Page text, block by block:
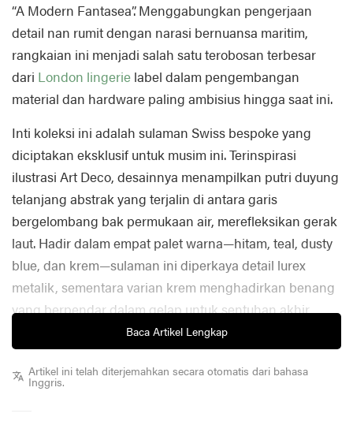
“A Modern Fantasea”. Menggabungkan pengerjaan
detail nan rumit dengan narasi bernuansa maritim,
rangkaian ini menjadi salah satu terobosan terbesar
dari London lingerie label dalam pengembangan
material dan hardware paling ambisius hingga saat ini.
Inti koleksi ini adalah sulaman Swiss bespoke yang
diciptakan eksklusif untuk musim ini. Terinspirasi
ilustrasi Art Deco, desainnya menampilkan putri duyung
telanjang abstrak yang terjalin di antara garis
bergelombang bak permukaan air, merefleksikan gerak
laut. Hadir dalam empat palet warna—hitam, teal, dusty
blue, dan krem—sulaman ini diperkaya detail lurex
metalik, sementara varian krem menghadirkan benang
yang berpendar dalam gelap untuk sentuhan akhir
yang tak terduga. Inilah lingerie seperti yang belum
pernah Anda lihat sebelumnya.
Seiring inovasi tekstil terbarunya, Bordelle
Baca Artikel Lengkap
Artikel ini telah diterjemahkan secara otomatis dari bahasa
Inggris.